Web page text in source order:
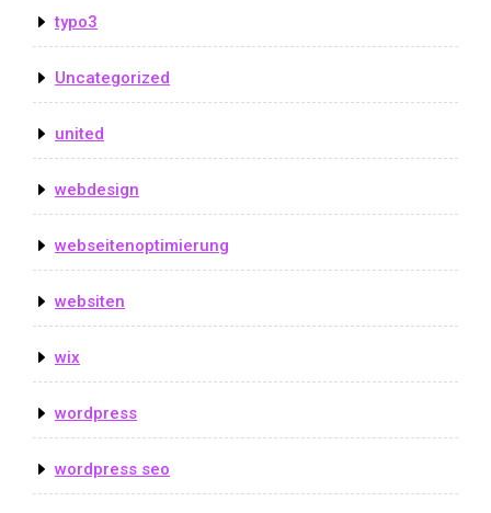
typo3
Uncategorized
united
webdesign
webseitenoptimierung
websiten
wix
wordpress
wordpress seo